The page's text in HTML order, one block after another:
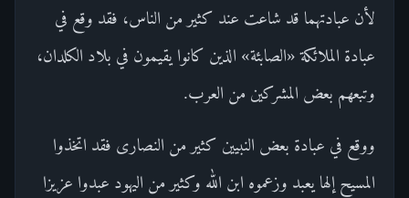
لأن عبادتهما قد شاعت عند كثير من الناس، فقد وقع في
عبادة الملائكة «الصابئة» الذين كانوا يقيمون في بلاد الكلدان،
وتبعهم بعض المشركين من العرب.
ووقع في عبادة بعض النبيين كثير من النصارى فقد اتخذوا
المسيح إلها يعبد وزعموه ابن الله وكثير من اليهود عبدوا عزيزا